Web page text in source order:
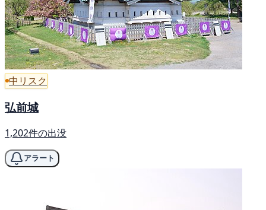
中リスク
弘前城
1,202件の出没
アラート